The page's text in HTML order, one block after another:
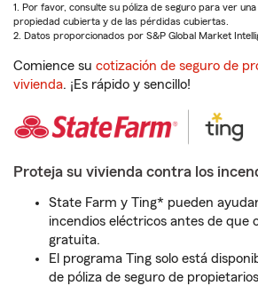
1. Por favor, consulte su póliza de seguro para ver
propiedad cubierta y de las pérdidas cubiertas.
2. Datos proporcionados por S&P Global Market
Comience su cotización de seguro de
vivienda. ¡Es rápido y sencillo!
Proteja su vivienda contra los
State Farm y Ting* pueden
incendios eléctricos antes de que
gratuita.
El programa Ting solo está
de póliza de seguro de